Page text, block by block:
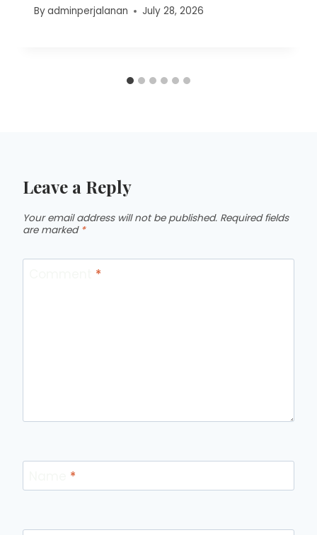
Byadminperjalanan July 28, 2026
Leave a Reply
Your email address will not be published. Required fields
are marked *
*
*